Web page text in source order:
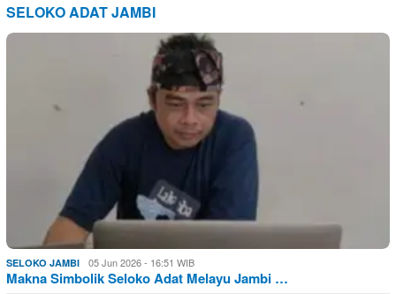
SELOKO ADAT JAMBI
SELOKO JAMBI 05 Jun 2026 - 16:51 WIB
Makna Simbolik Seloko Adat Melayu Jambi …